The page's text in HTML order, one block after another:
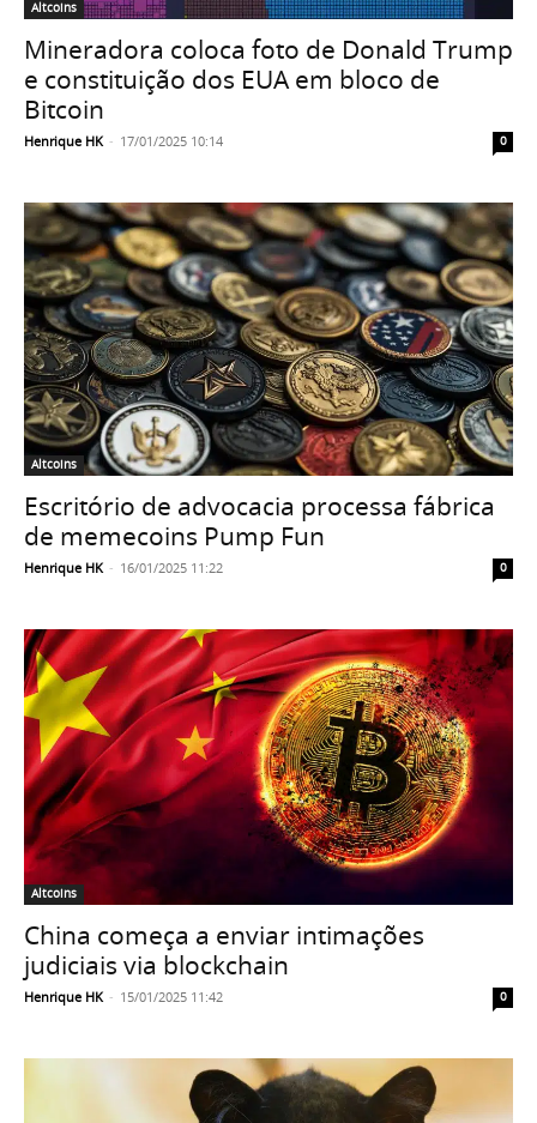
Altcoins
Mineradora coloca foto de Donald Trump
e constituição dos EUA em bloco de
Bitcoin
Henrique HK - 17/01/2025 10:14 0
Altcoins
Escritório de advocacia processa fábrica
de memecoins Pump Fun
Henrique HK - 16/01/2025 11:22 0
Altcoins
China começa a enviar intimações
judiciais via blockchain
Henrique HK - 15/01/2025 11:42 0